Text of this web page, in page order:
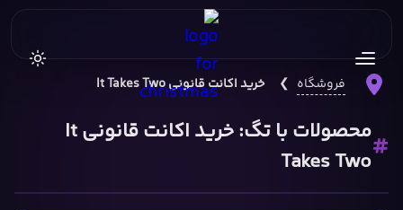
فروشگاه ❯ خرید اکانت قانونی It Takes Two
محصولات با تگ: خرید اکانت قانونی It
Takes Two